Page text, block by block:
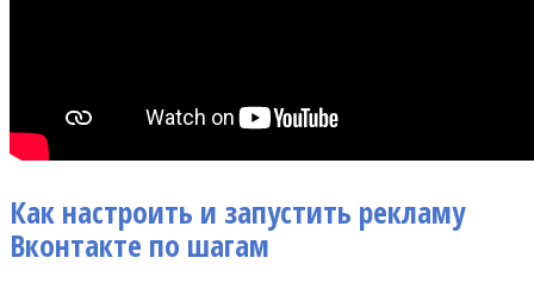
Как настроить и запустить рекламу
Вконтакте по шагам